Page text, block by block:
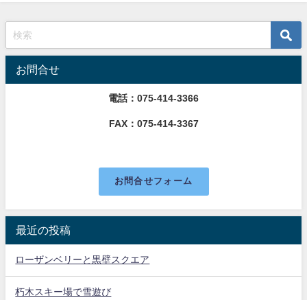
お問合せ
電話：075-414-3366
FAX：075-414-3367
お問合せフォーム
最近の投稿
ローザンベリーと黒壁スクエア
朽木スキー場で雪遊び